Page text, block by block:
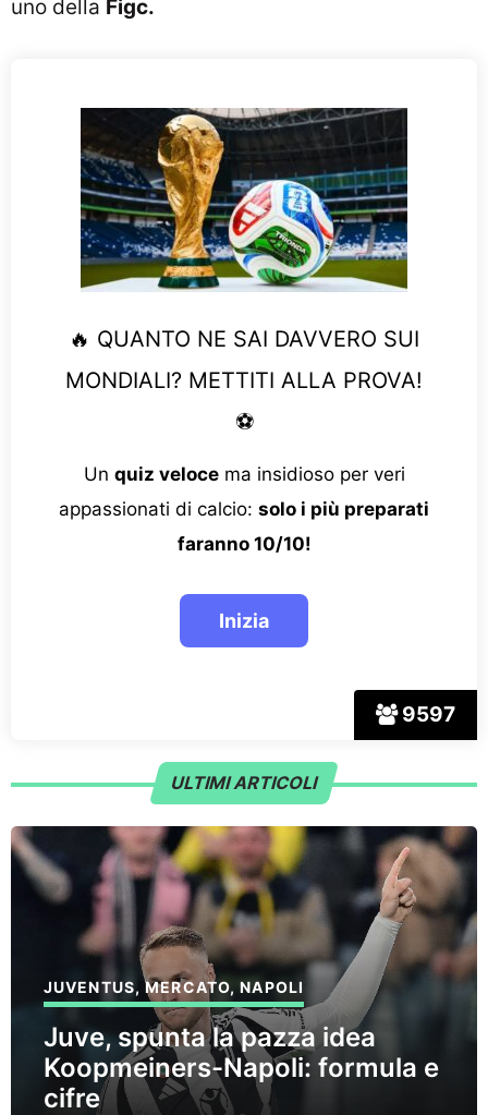
uno della Figc.
9597
🔥 QUANTO NE SAI DAVVERO SUI
MONDIALI? METTITI ALLA PROVA!
⚽
Un quiz velocema insidioso per veri
appassionati di calcio: solo i più preparati
faranno 10/10!
ULTIMI ARTICOLI
JUVENTUS,MERCATO,NAPOLI
Juve, spunta la pazza idea
Koopmeiners-Napoli: formula e
cifre